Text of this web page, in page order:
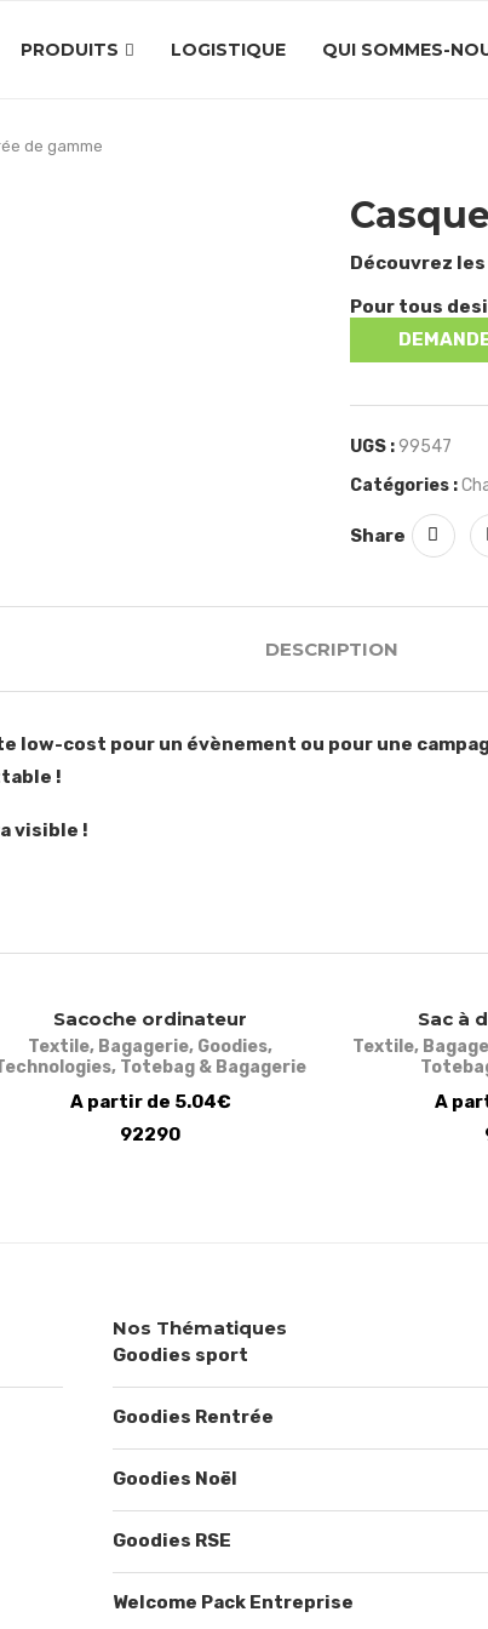
PRODUITS LOGISTIQUE QUI SOMMES-
de gamme
Découvrez
Pour tous
UGS :99547
Catégories :
Share
DESCRIPTION
low-cost pour un évènement ou pour une
!
visible !
Sacoche ordinateur
Textile, Bagagerie, Goodies,
, Totebag & Bagagerie
A partir de 5.04€
92290
Sac à
Textile,
A
Nos Thématiques
Goodies sport
Goodies Rentrée
Goodies Noël
Goodies RSE
Welcome Pack Entreprise